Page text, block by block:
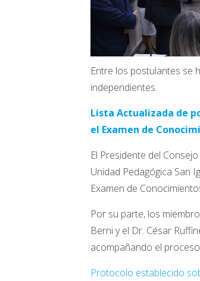
Entre los postulantes se
independientes.
Lista Actualizada de
el Examen de
El Presidente del
Unidad Pedagógica San
Examen de
Por su parte, los
Berniy el Dr. César
acompañando el
Protocolo establecido